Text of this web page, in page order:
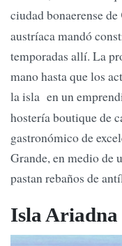
ciudad bonaerense de
austríaca mandó
temporadas allí. La
mano hasta que los
la isla en un
hostería boutique de
gastronómico de
Grande, en medio de
pastan rebaños de
Isla Ariadna